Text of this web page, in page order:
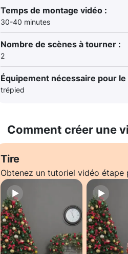
Temps de montage vidéo :
30-40 minutes
Nombre de scènes à tourner :
2
Équipement nécessaire pour
trépied
Comment créer une
Tire
Obtenez un tutoriel vidéo étape